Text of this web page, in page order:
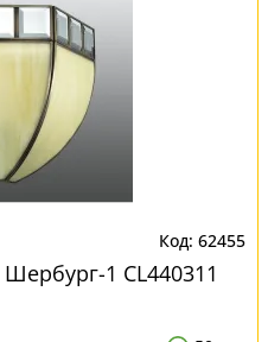
62455
1 CL440311